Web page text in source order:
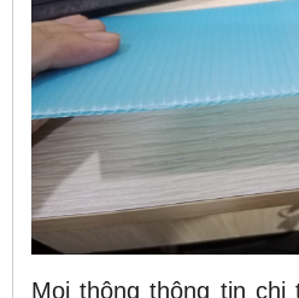
Mọi thông thông tin chi